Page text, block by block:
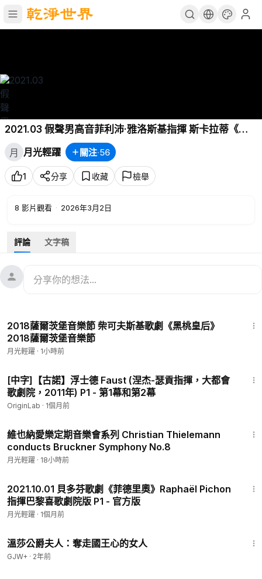
2021.03 假聲男高音菲利沛·雅洛斯基指揮 斯卡拉蒂《第
一次謀殺》蒙彼利埃喜歌劇院
月
月光輕躍 關注·56
1 分享 收藏 檢舉
8 影片觀看 · 2026年3月2日
評論 文字稿
2018薩爾茨堡音樂節 柴可夫斯基歌劇《黑桃皇后》
2018薩爾茨堡音樂節
月光輕躍 · 1小時前
[中字]【古諾】浮士德 Faust (涅杰-瑟貢指揮，大都會
歌劇院，2011年) P1 - 第1幕和第2幕
OriginLab · 1個月前
維也納愛樂定期音樂會系列 Christian Thielemann
conducts Bruckner Symphony No.8
月光輕躍 · 18小時前
2021.10.01 貝多芬歌劇《菲德里奧》Raphaël Pichon
指揮巴黎喜歌劇院版 P1 - 官方版
月光輕躍 · 1個月前
溫莎公爵夫人：奪走國王心的女人
GJW+ · 2年前